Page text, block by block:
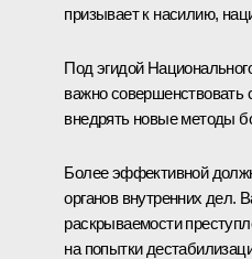
призывает к насилию,
Под эгидой
важно
внедрять новые методы
Более эффективной
органов внутренних дел.
раскрываемости
на попытки